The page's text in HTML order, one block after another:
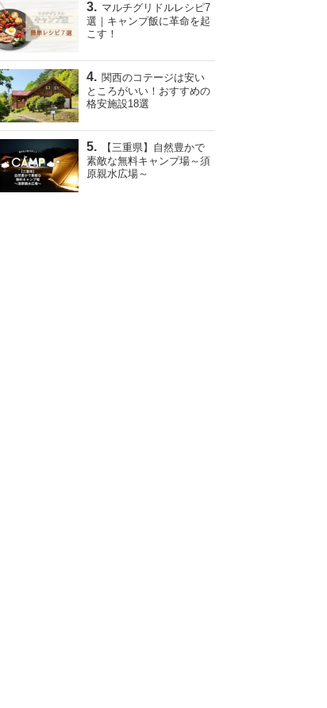
マルチグリドルレシピ7
選｜キャンプ飯に革命を起
こす！
関西のコテージは安い
ところがいい！おすすめの
格安施設18選
【三重県】自然豊かで
素敵な無料キャンプ場～須
原親水広場～